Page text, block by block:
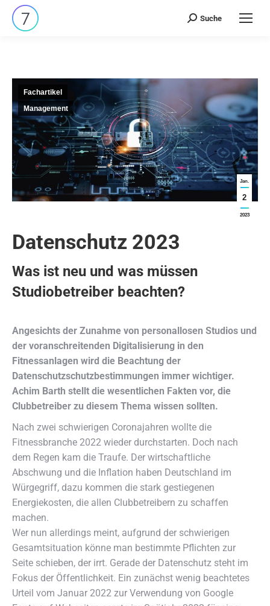
Search:
Suche
Jan.
2
2023
Fachartikel
Management
Datenschutz 2023
Was ist neu und was müssen
Studiobetreiber beachten?
Angesichts der Zunahme von personallosen Studios und
der voranschreitenden Digitalisierung in den
Fitnessanlagen wird die Beachtung der
Datenschutzschutzbestimmungen immer wichtiger.
Achim Barth stellt die wesentlichen Fakten vor, die
Clubbetreiber zu diesem Thema wissen sollten.
Nach zwei schwierigen Coronajahren wollte die
Fitnessbranche 2022 wieder durchstarten. Doch nach
dem Regen kam die Traufe. Der wirtschaftliche
Abschwung und die Inflation haben Deutschland im
Würgegriff, dazu kommen die stark gestiegenen
Energiekosten, die allen Clubbetreibern zu schaffen
machen.
Wer nun allerdings meint, aufgrund der schwierigen
Gesamtsituation könne man bestimmte Pflichten zur
Seite schieben, der irrt. Gerade der Datenschutz steht im
Fokus der Öffentlichkeit. Ein zunächst wenig beachtetes
Urteil vom Januar 2022 zur Verwendung von Google